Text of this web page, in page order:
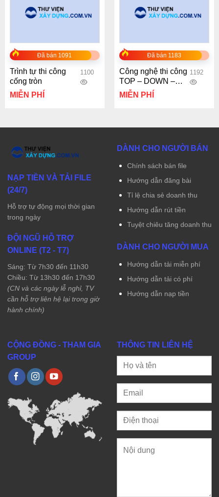
Đã bán 1091
Trình tự thi công
cống tròn
1100
MIỄN PHÍ
Đã bán 1183
Công nghệ thi công
TOP – DOWN –
Luân văn tốt nghiệp
1192
MIỄN PHÍ
NẠP TIỀN VÀ TẢI FILE
(24/7)
Hỗ trợ tự động mọi thời gian
trong ngày
ĐỘI NGŨ HỖ TRỢ
ONLINE (T2 - T7)
Sáng: Từ 7h30 đến 11h30
Chiều: Từ 13h30 đến 17h30
(CN và các ngày lễ nghỉ, TV
cần hỗ trợ liên hệ lại trong giờ
hành chính)
DÀNH CHO NGƯỜI BÁN
Chính sách bán file
Hướng dẫn đăng bài
Tỉ lệ chia sẻ doanh thu
Hướng dẫn rút tiền
Tuyệt chiêu tăng doanh thu
DÀNH CHO NGƯỜI MUA
Hướng dẫn tải miễn phí
Hướng dẫn tải có phí
Hướng dẫn nạp tiền
CỘNG ĐỒNG - THAM GIA
GROUP
THÔNG TIN LIÊN HỆ